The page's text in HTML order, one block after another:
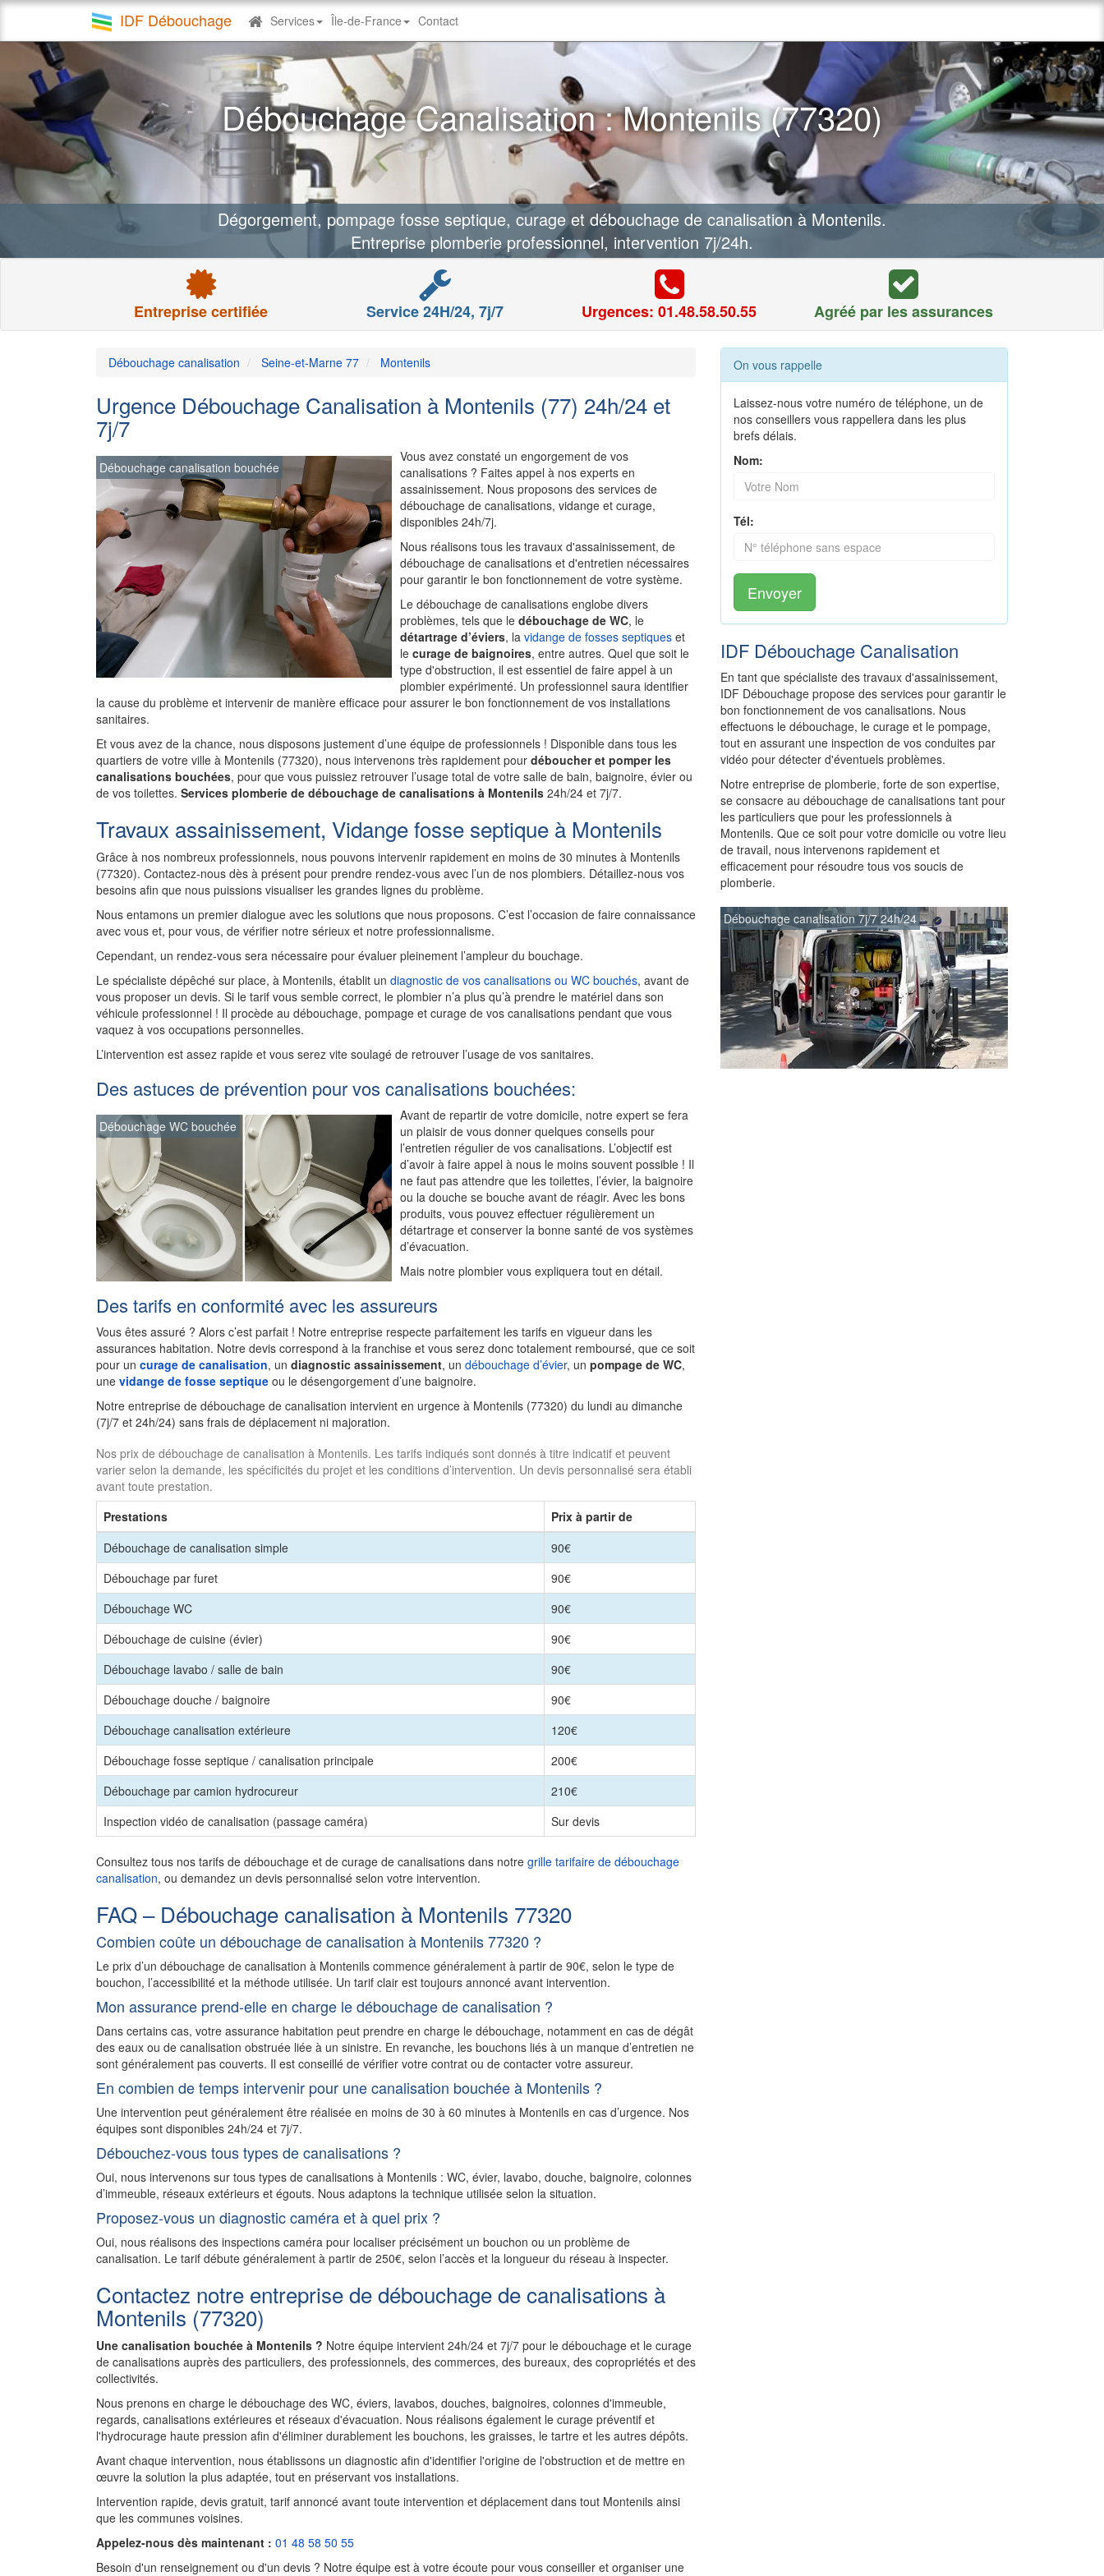
IDF Débouchage Debouchage
Services Île-de-France Contact
Débouchage Canalisation : Montenils (77320)
Dégorgement, pompage fosse septique, curage et débouchage de canalisation à Montenils.
Entreprise plomberie professionnel, intervention 7j/24h.
Entreprise certifiée Service 24H/24, 7j/7 Urgences: 01.48.58.50.55 Agréé par les assurances
Débouchage canalisation Seine-et-Marne 77 Montenils
Urgence Débouchage Canalisation à Montenils (77) 24h/24 et
7j/7
Débouchage canalisation bouchée
Vous avez constaté un engorgement de vos
canalisations ? Faites appel à nos experts en
assainissement. Nous proposons des services de
débouchage de canalisations, vidange et curage,
disponibles 24h/7j.
Nous réalisons tous les travaux d'assainissement, de
débouchage de canalisations et d'entretien nécessaires
pour garantir le bon fonctionnement de votre système.
Le débouchage de canalisations englobe divers
problèmes, tels que le débouchage de WC, le
détartrage d’éviers, la vidange de fosses septiques et
le curage de baignoires, entre autres. Quel que soit le
type d'obstruction, il est essentiel de faire appel à un
plombier expérimenté. Un professionnel saura identifier
la cause du problème et intervenir de manière efficace pour assurer le bon fonctionnement de vos installations
sanitaires.
Et vous avez de la chance, nous disposons justement d’une équipe de professionnels ! Disponible dans tous les
quartiers de votre ville à Montenils (77320), nous intervenons très rapidement pour déboucher et pomper les
canalisations bouchées, pour que vous puissiez retrouver l’usage total de votre salle de bain, baignoire, évier ou
de vos toilettes. Services plomberie de débouchage de canalisations à Montenils 24h/24 et 7j/7.
Travaux assainissement, Vidange fosse septique à Montenils
Grâce à nos nombreux professionnels, nous pouvons intervenir rapidement en moins de 30 minutes à Montenils
(77320). Contactez-nous dès à présent pour prendre rendez-vous avec l’un de nos plombiers. Détaillez-nous vos
besoins afin que nous puissions visualiser les grandes lignes du problème.
Nous entamons un premier dialogue avec les solutions que nous proposons. C’est l’occasion de faire connaissance
avec vous et, pour vous, de vérifier notre sérieux et notre professionnalisme.
Cependant, un rendez-vous sera nécessaire pour évaluer pleinement l’ampleur du bouchage.
Le spécialiste dépêché sur place, à Montenils, établit un diagnostic de vos canalisations ou WC bouchés, avant de
vous proposer un devis. Si le tarif vous semble correct, le plombier n’a plus qu’à prendre le matériel dans son
véhicule professionnel ! Il procède au débouchage, pompage et curage de vos canalisations pendant que vous
vaquez à vos occupations personnelles.
L’intervention est assez rapide et vous serez vite soulagé de retrouver l’usage de vos sanitaires.
Des astuces de prévention pour vos canalisations bouchées:
Débouchage WC bouchée
Avant de repartir de votre domicile, notre expert se fera
un plaisir de vous donner quelques conseils pour
l’entretien régulier de vos canalisations. L’objectif est
d’avoir à faire appel à nous le moins souvent possible ! Il
ne faut pas attendre que les toilettes, l’évier, la baignoire
ou la douche se bouche avant de réagir. Avec les bons
produits, vous pouvez effectuer régulièrement un
détartrage et conserver la bonne santé de vos systèmes
d’évacuation.
Mais notre plombier vous expliquera tout en détail.
Des tarifs en conformité avec les assureurs
Vous êtes assuré ? Alors c’est parfait ! Notre entreprise respecte parfaitement les tarifs en vigueur dans les
assurances habitation. Notre devis correspond à la franchise et vous serez donc totalement remboursé, que ce soit
pour un curage de canalisation, un diagnostic assainissement, un débouchage d’évier, un pompage de WC,
une vidange de fosse septique ou le désengorgement d’une baignoire.
Notre entreprise de débouchage de canalisation intervient en urgence à Montenils (77320) du lundi au dimanche
(7j/7 et 24h/24) sans frais de déplacement ni majoration.
Nos prix de débouchage de canalisation à Montenils. Les tarifs indiqués sont donnés à titre indicatif et peuvent
varier selon la demande, les spécificités du projet et les conditions d’intervention. Un devis personnalisé sera établi
avant toute prestation.
Prestations
Prix à partir de
Débouchage de canalisation simple
90€
Débouchage par furet
90€
Débouchage WC
90€
Débouchage de cuisine (évier)
90€
Débouchage lavabo / salle de bain
90€
Débouchage douche / baignoire
90€
Débouchage canalisation extérieure
120€
Débouchage fosse septique / canalisation principale
200€
Débouchage par camion hydrocureur
210€
Inspection vidéo de canalisation (passage caméra)
Sur devis
Consultez tous nos tarifs de débouchage et de curage de canalisations dans notre grille tarifaire de débouchage
canalisation, ou demandez un devis personnalisé selon votre intervention.
FAQ – Débouchage canalisation à Montenils 77320
Combien coûte un débouchage de canalisation à Montenils 77320 ?
Le prix d’un débouchage de canalisation à Montenils commence généralement à partir de 90€, selon le type de
bouchon, l’accessibilité et la méthode utilisée. Un tarif clair est toujours annoncé avant intervention.
Mon assurance prend-elle en charge le débouchage de canalisation ?
Dans certains cas, votre assurance habitation peut prendre en charge le débouchage, notamment en cas de dégât
des eaux ou de canalisation obstruée liée à un sinistre. En revanche, les bouchons liés à un manque d’entretien ne
sont généralement pas couverts. Il est conseillé de vérifier votre contrat ou de contacter votre assureur.
En combien de temps intervenir pour une canalisation bouchée à Montenils ?
Une intervention peut généralement être réalisée en moins de 30 à 60 minutes à Montenils en cas d’urgence. Nos
équipes sont disponibles 24h/24 et 7j/7.
Débouchez-vous tous types de canalisations ?
Oui, nous intervenons sur tous types de canalisations à Montenils : WC, évier, lavabo, douche, baignoire, colonnes
d’immeuble, réseaux extérieurs et égouts. Nous adaptons la technique utilisée selon la situation.
Proposez-vous un diagnostic caméra et à quel prix ?
Oui, nous réalisons des inspections caméra pour localiser précisément un bouchon ou un problème de
canalisation. Le tarif débute généralement à partir de 250€, selon l’accès et la longueur du réseau à inspecter.
Contactez notre entreprise de débouchage de canalisations à
Montenils (77320)
Une canalisation bouchée à Montenils ? Notre équipe intervient 24h/24 et 7j/7 pour le débouchage et le curage
de canalisations auprès des particuliers, des professionnels, des commerces, des bureaux, des copropriétés et des
collectivités.
Nous prenons en charge le débouchage des WC, éviers, lavabos, douches, baignoires, colonnes d'immeuble,
regards, canalisations extérieures et réseaux d'évacuation. Nous réalisons également le curage préventif et
l'hydrocurage haute pression afin d'éliminer durablement les bouchons, les graisses, le tartre et les autres dépôts.
Avant chaque intervention, nous établissons un diagnostic afin d'identifier l'origine de l'obstruction et de mettre en
œuvre la solution la plus adaptée, tout en préservant vos installations.
Intervention rapide, devis gratuit, tarif annoncé avant toute intervention et déplacement dans tout Montenils ainsi
que les communes voisines.
Appelez-nous dès maintenant : 01 48 58 50 55
Besoin d'un renseignement ou d'un devis ? Notre équipe est à votre écoute pour vous conseiller et organiser une
On vous rappelle
Laissez-nous votre numéro de téléphone, un de
nos conseillers vous rappellera dans les plus
brefs délais.
Nom:
Tél:
Envoyer
IDF Débouchage Canalisation
En tant que spécialiste des travaux d'assainissement,
IDF Débouchage propose des services pour garantir le
bon fonctionnement de vos canalisations. Nous
effectuons le débouchage, le curage et le pompage,
tout en assurant une inspection de vos conduites par
vidéo pour détecter d'éventuels problèmes.
Notre entreprise de plomberie, forte de son expertise,
se consacre au débouchage de canalisations tant pour
les particuliers que pour les professionnels à
Montenils. Que ce soit pour votre domicile ou votre lieu
de travail, nous intervenons rapidement et
efficacement pour résoudre tous vos soucis de
plomberie.
Débouchage canalisation 7j/7 24h/24